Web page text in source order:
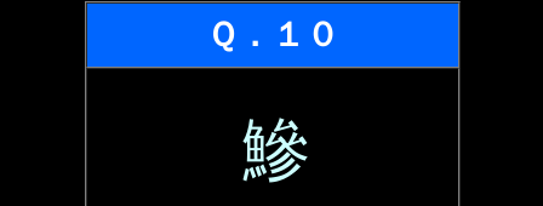
Ｑ．１０
鰺